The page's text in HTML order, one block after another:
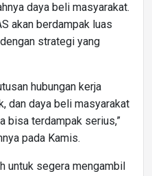
daya beli masyarakat.
akan berdampak luas
strategi yang
hubungan kerja
dan daya beli masyarakat
bisa terdampak serius,”
pada Kamis.
untuk segera mengambil